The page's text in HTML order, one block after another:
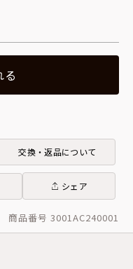
る
交換・返品について
シェア
商品番号 3001AC240001